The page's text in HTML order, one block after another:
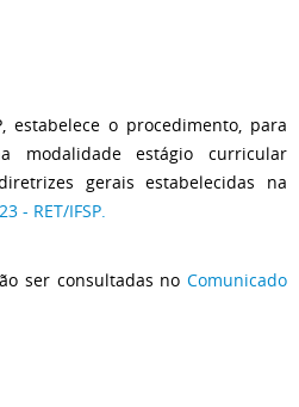
estabelece o procedimento, para
modalidade estágio curricular
gerais estabelecidas na
- RET/IFSP.
ser consultadas no Comunicado